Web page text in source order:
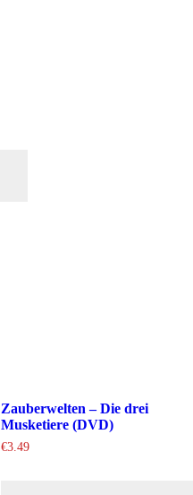
Zauberwelten – Die drei
Musketiere (DVD)
€3.49